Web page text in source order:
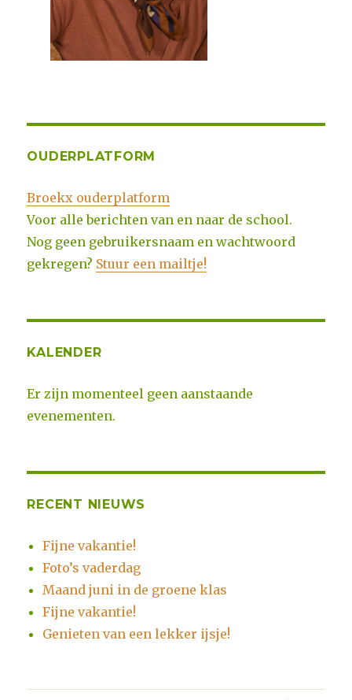
OUDERPLATFORM
Broekx ouderplatform
Voor alle berichten van en naar de school.
Nog geen gebruikersnaam en wachtwoord
gekregen? Stuur een mailtje!
KALENDER
Er zijn momenteel geen aanstaande
evenementen.
RECENT NIEUWS
Fijne vakantie!
Foto’s vaderdag
Maand juni in de groene klas
Fijne vakantie!
Genieten van een lekker ijsje!